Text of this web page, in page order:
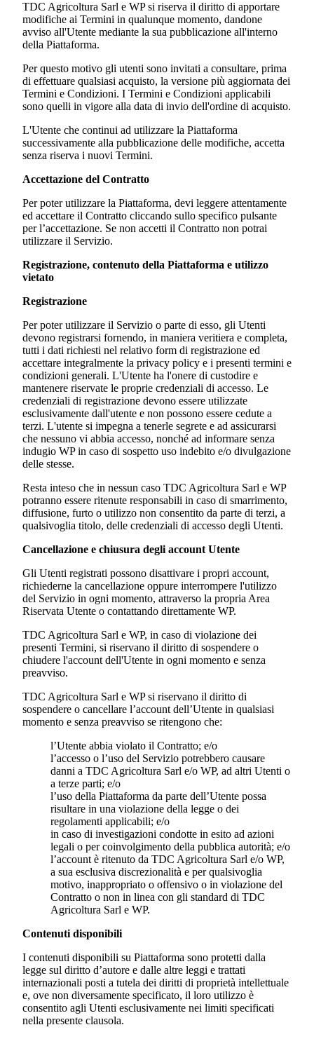
TDC Agricoltura Sarl e WP si riserva il diritto di apportare
modifiche ai Termini in qualunque momento, dandone
avviso all'Utente mediante la sua pubblicazione all'interno
della Piattaforma.
Per questo motivo gli utenti sono invitati a consultare, prima
di effettuare qualsiasi acquisto, la versione più aggiornata dei
Termini e Condizioni. I Termini e Condizioni applicabili
sono quelli in vigore alla data di invio dell'ordine di acquisto.
L'Utente che continui ad utilizzare la Piattaforma
successivamente alla pubblicazione delle modifiche, accetta
senza riserva i nuovi Termini.
Accettazione del Contratto
Per poter utilizzare la Piattaforma, devi leggere attentamente
ed accettare il Contratto cliccando sullo specifico pulsante
per l’accettazione. Se non accetti il Contratto non potrai
utilizzare il Servizio.
Registrazione, contenuto della Piattaforma e utilizzo
vietato
Registrazione
Per poter utilizzare il Servizio o parte di esso, gli Utenti
devono registrarsi fornendo, in maniera veritiera e completa,
tutti i dati richiesti nel relativo form di registrazione ed
accettare integralmente la privacy policy e i presenti termini e
condizioni generali. L'Utente ha l'onere di custodire e
mantenere riservate le proprie credenziali di accesso. Le
credenziali di registrazione devono essere utilizzate
esclusivamente dall'utente e non possono essere cedute a
terzi. L'utente si impegna a tenerle segrete e ad assicurarsi
che nessuno vi abbia accesso, nonché ad informare senza
indugio WP in caso di sospetto uso indebito e/o divulgazione
delle stesse.
Resta inteso che in nessun caso TDC Agricoltura Sarl e WP
potranno essere ritenute responsabili in caso di smarrimento,
diffusione, furto o utilizzo non consentito da parte di terzi, a
qualsivoglia titolo, delle credenziali di accesso degli Utenti.
Cancellazione e chiusura degli account Utente
Gli Utenti registrati possono disattivare i propri account,
richiederne la cancellazione oppure interrompere l'utilizzo
del Servizio in ogni momento, attraverso la propria Area
Riservata Utente o contattando direttamente WP.
TDC Agricoltura Sarl e WP, in caso di violazione dei
presenti Termini, si riservano il diritto di sospendere o
chiudere l'account dell'Utente in ogni momento e senza
preavviso.
TDC Agricoltura Sarl e WP si riservano il diritto di
sospendere o cancellare l’account dell’Utente in qualsiasi
momento e senza preavviso se ritengono che:
l’Utente abbia violato il Contratto; e/o
l’accesso o l’uso del Servizio potrebbero causare
danni a TDC Agricoltura Sarl e/o WP, ad altri Utenti o
a terze parti; e/o
l’uso della Piattaforma da parte dell’Utente possa
risultare in una violazione della legge o dei
regolamenti applicabili; e/o
in caso di investigazioni condotte in esito ad azioni
legali o per coinvolgimento della pubblica autorità; e/o
l’account è ritenuto da TDC Agricoltura Sarl e/o WP,
a sua esclusiva discrezionalità e per qualsivoglia
motivo, inappropriato o offensivo o in violazione del
Contratto o non in linea con gli standard di TDC
Agricoltura Sarl e WP.
Contenuti disponibili
I contenuti disponibili su Piattaforma sono protetti dalla
legge sul diritto d’autore e dalle altre leggi e trattati
internazionali posti a tutela dei diritti di proprietà intellettuale
e, ove non diversamente specificato, il loro utilizzo è
consentito agli Utenti esclusivamente nei limiti specificati
nella presente clausola.